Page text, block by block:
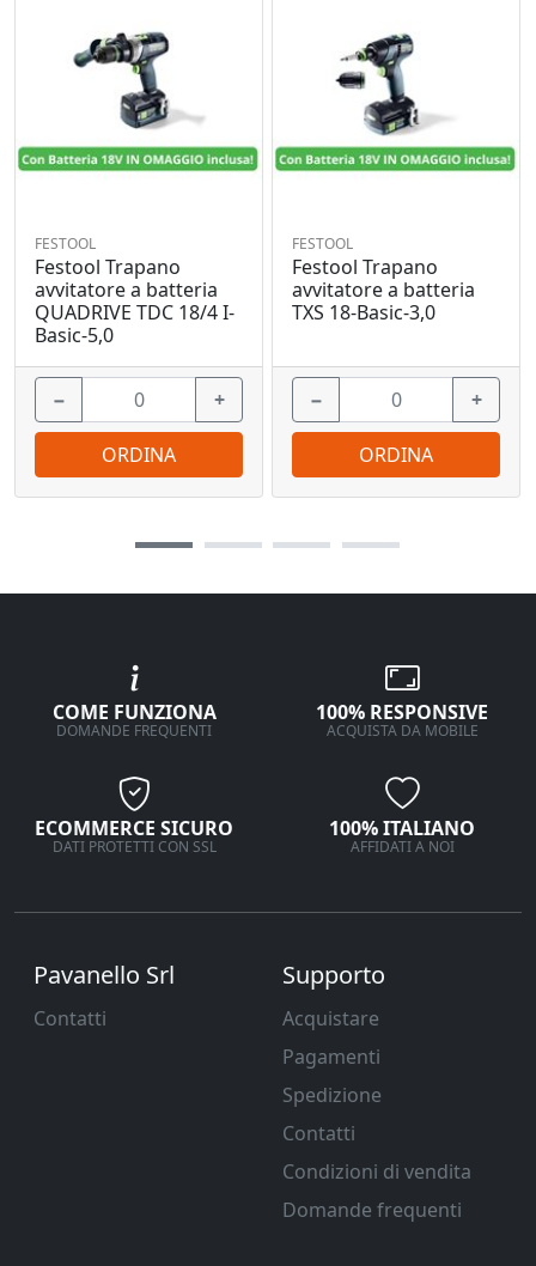
FESTOOL
Festool Trapano
avvitatore a batteria
QUADRIVE TDC 18/4 I-
Basic-5,0
− +
ORDINA
FESTOOL
Festool Trapano
avvitatore a batteria
TXS 18-Basic-3,0
− +
ORDINA
COME FUNZIONA
DOMANDE FREQUENTI
100% RESPONSIVE
ACQUISTA DA MOBILE
ECOMMERCE SICURO
DATI PROTETTI CON SSL
100% ITALIANO
AFFIDATI A NOI
Pavanello Srl
Contatti
Supporto
Acquistare
Pagamenti
Spedizione
Contatti
Condizioni di vendita
Domande frequenti